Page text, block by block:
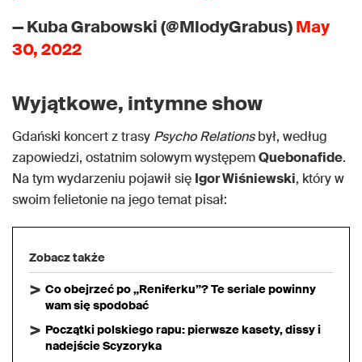
— Kuba Grabowski (@MlodyGrabus)May
30, 2022
Wyjątkowe, intymne show
Gdański koncert z trasy Psycho Relationsbył, według
zapowiedzi, ostatnim solowym występemQuebonafide.
Na tym wydarzeniu pojawił się Igor Wiśniewski, który w
swoim felietonie na jego temat pisał:
Zobacz także
Co obejrzeć po „Reniferku”? Te seriale powinny
wam się spodobać
Początki polskiego rapu: pierwsze kasety, dissy i
nadejście Scyzoryka